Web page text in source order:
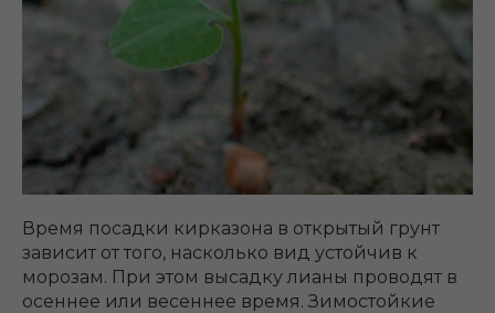
Время посадки кирказона в открытый грунт
зависит от того, насколько вид устойчив к
морозам. При этом высадку лианы проводят в
осеннее или весеннее время. Зимостойкие